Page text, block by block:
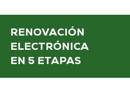
RENOVACIÓN
ELECTRÓNICA
EN 5 ETAPAS